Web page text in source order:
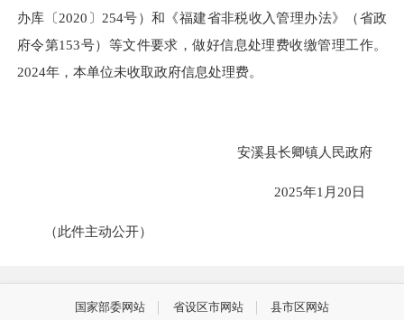
办库〔2020〕254号）和《福建省非税收入管理办法》（省政
府令第153号）等文件要求，做好信息处理费收缴管理工作。
2024年，本单位未收取政府信息处理费。
安溪县长卿镇人民政府
2025年1月20日
（此件主动公开）
国家部委网站 省设区市网站 县市区网站